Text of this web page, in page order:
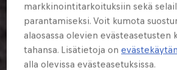
markkinointitarkoituksiin sekä
parantamiseksi. Voit kumota
alaosassa olevien evästeasetusten
tahansa. Lisätietoja on
alla olevissa evästeasetuksissa.